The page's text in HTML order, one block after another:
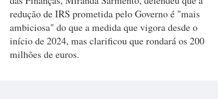
redução de IRS prometida pelo Governo é "mais
ambiciosa" do que a medida que vigora desde o
início de 2024, mas clarificou que rondará os 200
milhões de euros.